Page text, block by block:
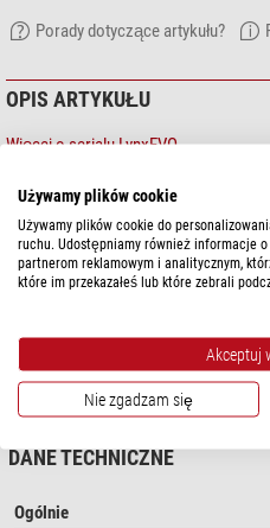
Porady dotyczące artykułu?
OPIS ARTYKUŁU
Więcej o serialu LynxEVO...
pokaż więcej...
DANE TECHNICZNE
Ogólnie
Używamy plików cookie
Używamy plików cookie do
ruchu. Udostępniamy również informacje
partnerom reklamowym i analitycznym,
które im przekazałeś lub które zebrali
Akceptuj
Nie zgadzam się